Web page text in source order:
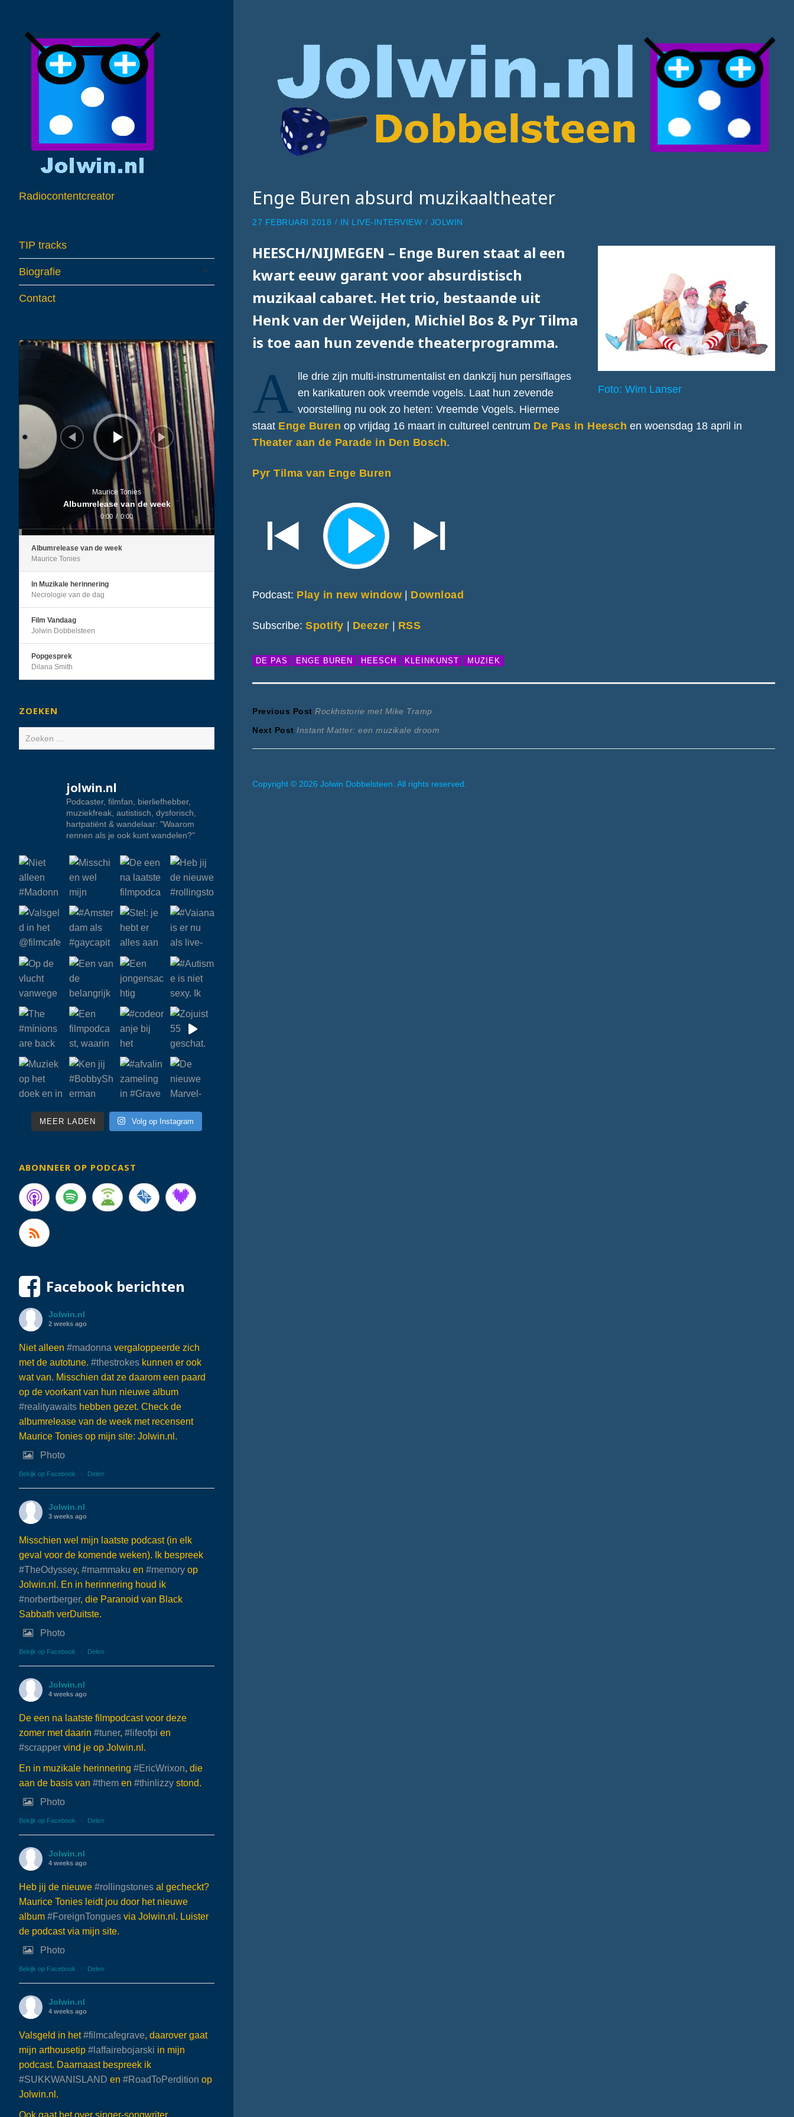
Radiocontentcreator
TIP tracks
Biografie
child
menu
Contact
Audiospeler
Maurice Tonies
Albumrelease van de week
0:00 / 0:00
Albumrelease van de week
Maurice Tonies
In Muzikale herinnering
Necrologie van de dag
Film Vandaag
Jolwin Dobbelsteen
Popgesprek
Dilana Smith
ZOEKEN
Zoeken
naar:
jolwin.nl
Podcaster, filmfan, bierliefhebber,
muziekfreak, autistisch, dysforisch,
hartpatiënt & wandelaar: "Waarom
rennen als je ook kunt wandelen?"
MEER LADEN Volg op Instagram
ABONNEER OP PODCAST
Facebook berichten
Jolwin.nl
2 weeks ago
Niet alleen #madonna vergaloppeerde zich
met de autotune. #thestrokes kunnen er ook
wat van. Misschien dat ze daarom een paard
op de voorkant van hun nieuwe album
#realityawaits hebben gezet. Check de
albumrelease van de week met recensent
Maurice Tonies op mijn site: Jolwin.nl.
Photo
Bekijk op Facebook · Delen
Jolwin.nl
3 weeks ago
Misschien wel mijn laatste podcast (in elk
geval voor de komende weken). Ik bespreek
#TheOdyssey, #mammaku en #memory op
Jolwin.nl. En in herinnering houd ik
#norbertberger, die Paranoid van Black
Sabbath verDuitste.
Photo
Bekijk op Facebook · Delen
Jolwin.nl
4 weeks ago
De een na laatste filmpodcast voor deze
zomer met daarin #tuner, #lifeofpi en
#scrapper vind je op Jolwin.nl.
En in muzikale herinnering #EricWrixon, die
aan de basis van #them en #thinlizzy stond.
Photo
Bekijk op Facebook · Delen
Jolwin.nl
4 weeks ago
Heb jij de nieuwe #rollingstones al gecheckt?
Maurice Tonies leidt jou door het nieuwe
album #ForeignTongues via Jolwin.nl. Luister
de podcast via mijn site.
Photo
Bekijk op Facebook · Delen
Jolwin.nl
4 weeks ago
Valsgeld in het#filmcafegrave, daarover gaat
mijn arthousetip #laffairebojarski in mijn
podcast. Daarnaast bespreek ik
#SUKKWANISLAND en #RoadToPerdition op
Jolwin.nl.
Ook gaat het over singer-songwriter
Enge Buren absurd muzikaaltheater
27 FEBRUARI 2018 IN LIVE-INTERVIEW JOLWIN
Foto: Wim Lanser
HEESCH/NIJMEGEN – Enge Buren staat al een
kwart eeuw garant voor absurdistisch
muzikaal cabaret. Het trio, bestaande uit
Henk van der Weijden, Michiel Bos & Pyr Tilma
is toe aan hun zevende theaterprogramma.
A lle drie zijn multi-instrumentalist en dankzij hun persiflages
en karikaturen ook vreemde vogels. Laat hun zevende
voorstelling nu ook zo heten: Vreemde Vogels. Hiermee
staat Enge Buren op vrijdag 16 maart in cultureel centrum De Pas in Heesch en woensdag 18 april in
Theater aan de Parade in Den Bosch.
Pyr Tilma van Enge Buren
Podcast: Play in new window | Download
Subscribe:Spotify | Deezer | RSS
DE PAS ENGE BUREN HEESCH KLEINKUNST MUZIEK
Bericht
navigatie
Previous Post Previous
post:
Rockhistorie met Mike Tramp
Next Post Next
post:
Instant Matter: een muzikale droom
Copyright © 2026 Jolwin Dobbelsteen. All rights reserved.